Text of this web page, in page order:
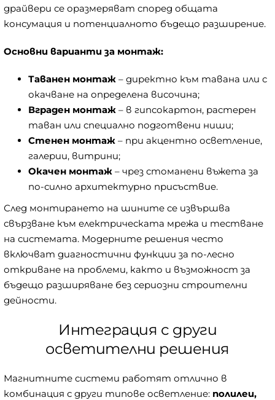
драйвери се оразмеряват според общата
консумация и потенциалното бъдещо разширение.
Основни варианти за монтаж:
Таванен монтаж – директно към тавана или с
окачване на определена височина;
Вграден монтаж – в гипсокартон, растерен
таван или специално подготвени ниши;
Стенен монтаж – при акцентно осветление,
галерии, витрини;
Окачен монтаж – чрез стоманени въжета за
по-силно архитектурно присъствие.
След монтирането на шините се извършва
свързване към електрическата мрежа и тестване
на системата. Модерните решения често
включват диагностични функции за по-лесно
откриване на проблеми, както и възможност за
бъдещо разширяване без сериозни строителни
дейности.
Интеграция с други
осветителни решения
Магнитните системи работят отлично в
комбинация с други типове осветление: полилеи,